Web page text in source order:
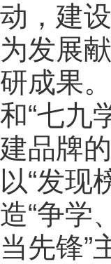
动，建
为发展
研成果
和“七九
建品牌
以“发现
造“争学
当先锋”